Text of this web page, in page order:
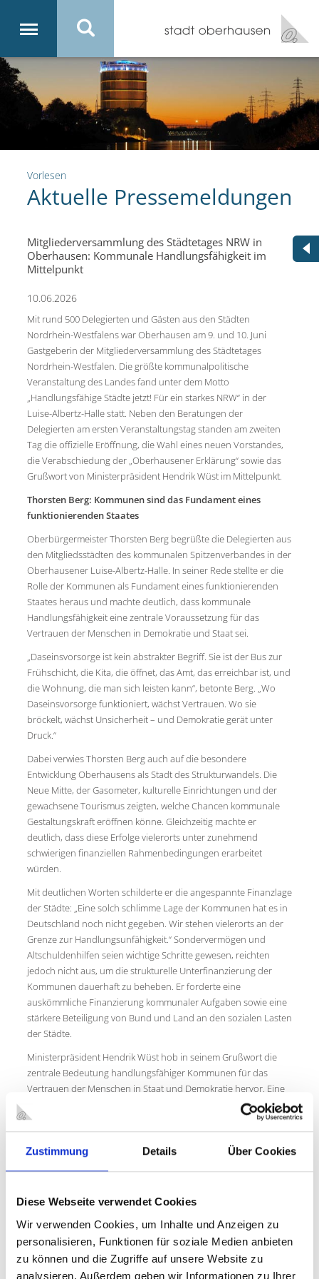
Zustimmung Details Über Cookies
Diese Webseite verwendet Cookies
Wir verwenden Cookies, um Inhalte und Anzeigen zu
personalisieren, Funktionen für soziale Medien anbieten
zu können und die Zugriffe auf unsere Website zu
analysieren. Außerdem geben wir Informationen zu Ihrer
Vorlesen
Aktuelle Pressemeldungen
Mitgliederversammlung des Städtetages NRW in
Oberhausen: Kommunale Handlungsfähigkeit im
Mittelpunkt
10.06.2026
Mit rund 500 Delegierten und Gästen aus den Städten
Nordrhein-Westfalens war Oberhausen am 9. und 10. Juni
Gastgeberin der Mitgliederversammlung des Städtetages
Nordrhein-Westfalen. Die größte kommunalpolitische
Veranstaltung des Landes fand unter dem Motto
„Handlungsfähige Städte jetzt! Für ein starkes NRW“ in der
Luise-Albertz-Halle statt. Neben den Beratungen der
Delegierten am ersten Veranstaltungstag standen am zweiten
Tag die offizielle Eröffnung, die Wahl eines neuen Vorstandes,
die Verabschiedung der „Oberhausener Erklärung“ sowie das
Grußwort von Ministerpräsident Hendrik Wüst im Mittelpunkt.
Thorsten Berg: Kommunen sind das Fundament eines
funktionierenden Staates
Oberbürgermeister Thorsten Berg begrüßte die Delegierten aus
den Mitgliedsstädten des kommunalen Spitzenverbandes in der
Oberhausener Luise-Albertz-Halle. In seiner Rede stellte er die
Rolle der Kommunen als Fundament eines funktionierenden
Staates heraus und machte deutlich, dass kommunale
Handlungsfähigkeit eine zentrale Voraussetzung für das
Vertrauen der Menschen in Demokratie und Staat sei.
„Daseinsvorsorge ist kein abstrakter Begriff. Sie ist der Bus zur
Frühschicht, die Kita, die öffnet, das Amt, das erreichbar ist, und
die Wohnung, die man sich leisten kann“, betonte Berg. „Wo
Daseinsvorsorge funktioniert, wächst Vertrauen. Wo sie
bröckelt, wächst Unsicherheit – und Demokratie gerät unter
Druck.“
Dabei verwies Thorsten Berg auch auf die besondere
Entwicklung Oberhausens als Stadt des Strukturwandels. Die
Neue Mitte, der Gasometer, kulturelle Einrichtungen und der
gewachsene Tourismus zeigten, welche Chancen kommunale
Gestaltungskraft eröffnen könne. Gleichzeitig machte er
deutlich, dass diese Erfolge vielerorts unter zunehmend
schwierigen finanziellen Rahmenbedingungen erarbeitet
würden.
Mit deutlichen Worten schilderte er die angespannte Finanzlage
der Städte: „Eine solch schlimme Lage der Kommunen hat es in
Deutschland noch nicht gegeben. Wir stehen vielerorts an der
Grenze zur Handlungsunfähigkeit.“ Sondervermögen und
Altschuldenhilfen seien wichtige Schritte gewesen, reichten
jedoch nicht aus, um die strukturelle Unterfinanzierung der
Kommunen dauerhaft zu beheben. Er forderte eine
auskömmliche Finanzierung kommunaler Aufgaben sowie eine
stärkere Beteiligung von Bund und Land an den sozialen Lasten
der Städte.
Ministerpräsident Hendrik Wüst hob in seinem Grußwort die
zentrale Bedeutung handlungsfähiger Kommunen für das
Vertrauen der Menschen in Staat und Demokratie hervor. Eine
starke Demokratie funktioniere nur dort, wo Bürgerinnen und
Bürger auch starke und leistungsfähige Städte und Gemeinden
erlebten.
Eröffnet wurde die Mitgliederversammlung zuvor durch den bis
dahin amtierenden Städtetags-Vorsitzenden
Rede den Spagat auf, den die Städte in Nordrhein-Westfalen
derzeit zu meistern haben.
Mit 10 Exkursionen durch die Gastgeberstadt Oberhausen
Bereits am Vorabend hatten die Teilnehmerinnen und